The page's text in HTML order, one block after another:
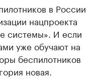
в России
нацпроекта
системы». И если
уже обучают на
беспилотников
новая.